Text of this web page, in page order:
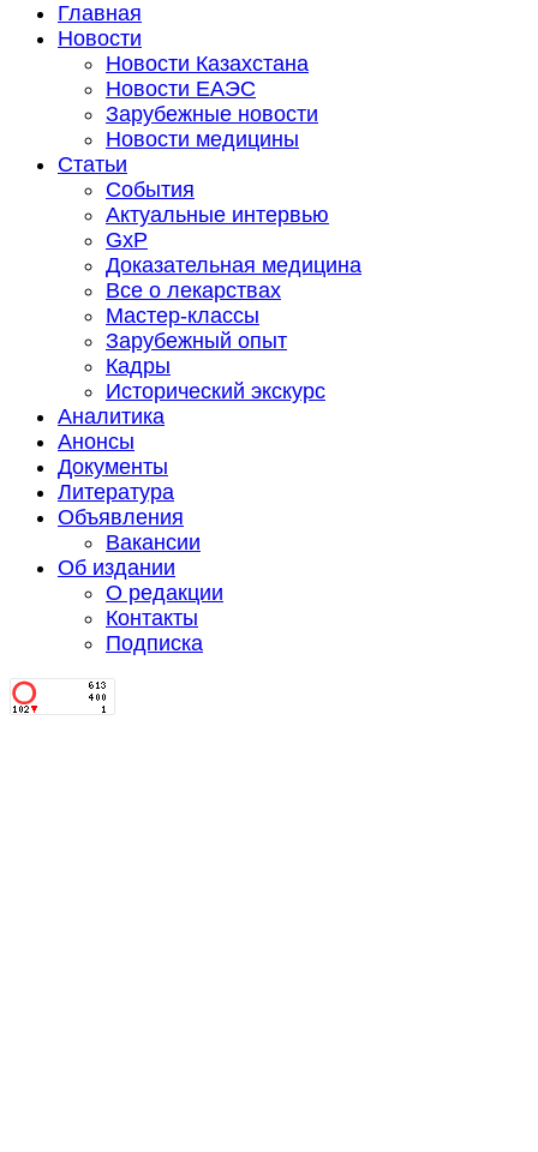
Главная
Новости
Новости Казахстана
Новости ЕАЭС
Зарубежные новости
Новости медицины
Статьи
События
Актуальные интервью
GxP
Доказательная медицина
Все о лекарствах
Мастер-классы
Зарубежный опыт
Кадры
Исторический экскурс
Аналитика
Анонсы
Документы
Литература
Объявления
Вакансии
Об издании
О редакции
Контакты
Подписка